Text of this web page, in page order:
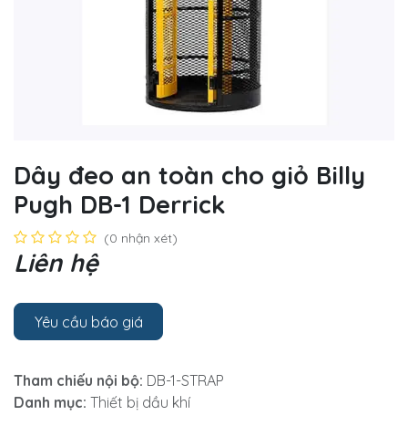
Dây đeo an toàn cho giỏ Billy
Pugh DB-1 Derrick
(0 nhận xét)
Liên hệ
Yêu cầu báo giá
Tham chiếu nội bộ: DB-1-STRAP
Danh mục: Thiết bị dầu khí